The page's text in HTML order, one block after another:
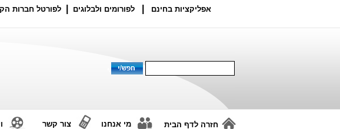
אפליקציות בחינם לפורומים ולבלוגים לפורטל חברות
חזרה לדף הבית מי אנחנו צור קשר